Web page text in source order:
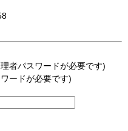
者パスワードが必要です)
ードが必要です)